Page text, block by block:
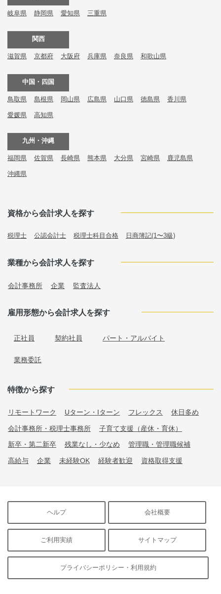
岐阜県 静岡県 愛知県 三重県
関西
滋賀県 京都府 大阪府 兵庫県 奈良県 和歌山県
中国・四国
鳥取県 島根県 岡山県 広島県 山口県 徳島県 香川県
愛媛県 高知県
九州・沖縄
福岡県 佐賀県 長崎県 熊本県 大分県 宮崎県 鹿児島県
沖縄県
資格から会計求人を探す
税理士 公認会計士 税理士科目合格 日商簿記(1〜3級)
業種から会計求人を探す
会計事務所 企業 監査法人
雇用形態から会計求人を探す
正社員 契約社員 パート・アルバイト
業務委託
特徴から探す
リモートワーク Uターン・Iターン フレックス 休日多め
会計事務所・税理士事務所 子育て支援（産休・育休）
新卒・第二新卒 残業なし・少なめ 管理職・管理職候補
高給与 企業 未経験OK 経験者歓迎 資格取得支援
ヘルプ 会社概要
ご利用実績 サイトマップ
プライバシーポリシー・利用規約